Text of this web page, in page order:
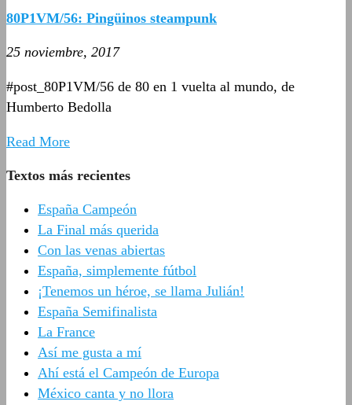
80P1VM/56: Pingüinos steampunk
25 noviembre, 2017
#post_80P1VM/56 de 80 en 1 vuelta al mundo, de
Humberto Bedolla
Read More
Textos más recientes
España Campeón
La Final más querida
Con las venas abiertas
España, simplemente fútbol
¡Tenemos un héroe, se llama Julián!
España Semifinalista
La France
Así me gusta a mí
Ahí está el Campeón de Europa
México canta y no llora